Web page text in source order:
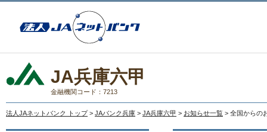
JA兵庫六甲
金融機関コード：7213
法人JAネットバンク トップ > JAバンク兵庫 > JA兵庫六甲 > お知らせ一覧 > 全国からの